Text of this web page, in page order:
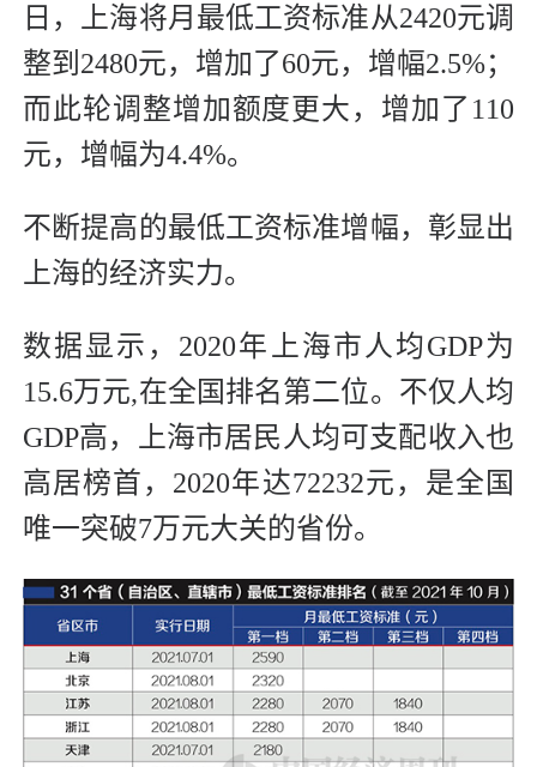
日，上海将月最低工资标准从2420元调
整到2480元，增加了60元，增幅2.5%；
而此轮调整增加额度更大，增加了110
元，增幅为4.4%。
不断提高的最低工资标准增幅，彰显出
上海的经济实力。
数据显示，2020年上海市人均GDP为
15.6万元,在全国排名第二位。不仅人均
GDP高，上海市居民人均可支配收入也
高居榜首，2020年达72232元，是全国
唯一突破7万元大关的省份。